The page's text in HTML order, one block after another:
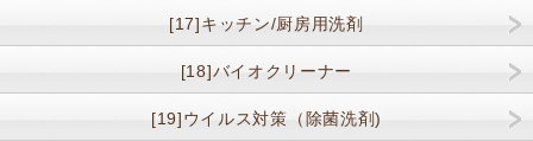
[17]キッチン/厨房用洗剤
[18]バイオクリーナー
[19]ウイルス対策（除菌洗剤)